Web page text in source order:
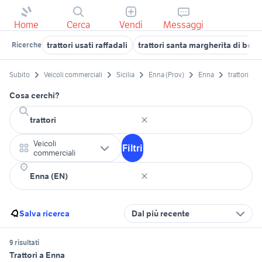
Home Cerca Vendi Messaggi
Ricerche trattori usati raffadali trattori santa margherita di
Subito Veicoli commerciali Sicilia Enna (Prov) Enna trattori
Cosa cerchi?
Veicoli
commerciali
Filtri
Salva ricerca Dal più recente
9 risultati
Trattori a Enna